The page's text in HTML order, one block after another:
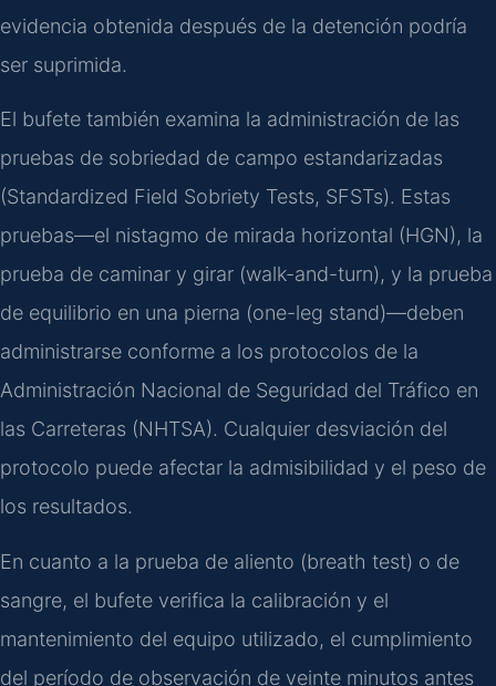
evidencia obtenida después de la detención podría
ser suprimida.
El bufete también examina la administración de las
pruebas de sobriedad de campo estandarizadas
(Standardized Field Sobriety Tests, SFSTs). Estas
pruebas—el nistagmo de mirada horizontal (HGN), la
prueba de caminar y girar (walk-and-turn), y la prueba
de equilibrio en una pierna (one-leg stand)—deben
administrarse conforme a los protocolos de la
Administración Nacional de Seguridad del Tráfico en
las Carreteras (NHTSA). Cualquier desviación del
protocolo puede afectar la admisibilidad y el peso de
los resultados.
En cuanto a la prueba de aliento (breath test) o de
sangre, el bufete verifica la calibración y el
mantenimiento del equipo utilizado, el cumplimiento
del período de observación de veinte minutos antes